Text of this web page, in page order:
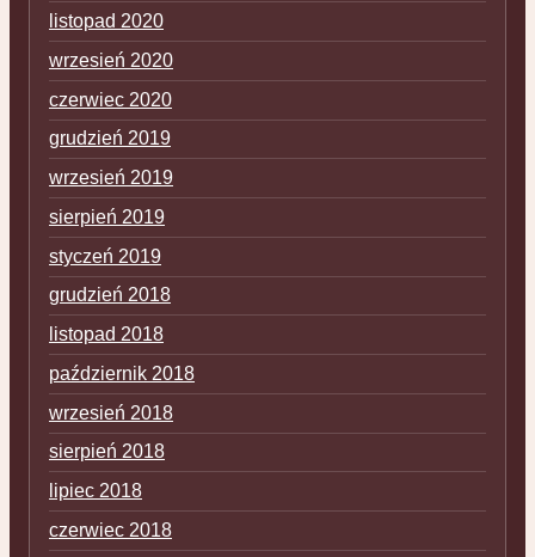
listopad 2020
wrzesień 2020
czerwiec 2020
grudzień 2019
wrzesień 2019
sierpień 2019
styczeń 2019
grudzień 2018
listopad 2018
październik 2018
wrzesień 2018
sierpień 2018
lipiec 2018
czerwiec 2018